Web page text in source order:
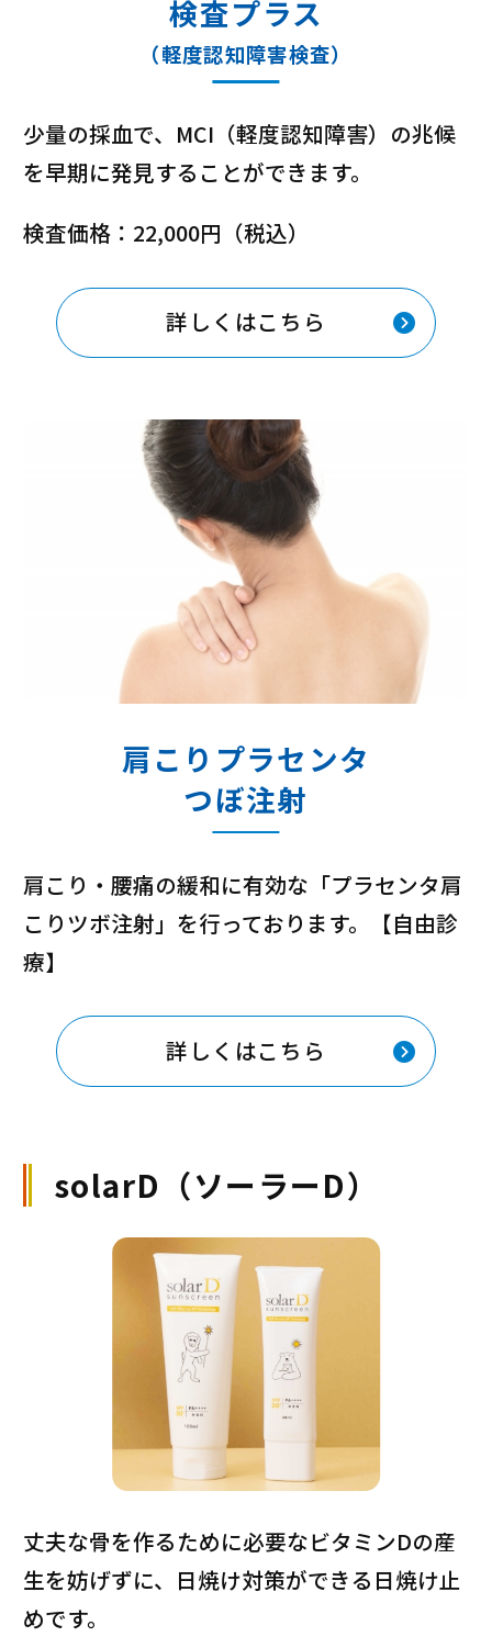
検査プラス
（軽度認知障害検査）
少量の採血で、MCI（軽度認知障害）の兆候
を早期に発見することができます。
検査価格：22,000円（税込）
詳しくはこちら
肩こりプラセンタ
つぼ注射
肩こり・腰痛の緩和に有効な「プラセンタ肩
こりツボ注射」を行っております。【自由診
療】
詳しくはこちら
solarD（ソーラーD）
丈夫な骨を作るために必要なビタミンDの産
生を妨げずに、日焼け対策ができる日焼け止
めです。